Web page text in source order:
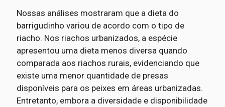
Nossas análises mostraram que a dieta do
barrigudinho variou de acordo com o tipo de
riacho. Nos riachos urbanizados, a espécie
apresentou uma dieta menos diversa quando
comparada aos riachos rurais, evidenciando que
existe uma menor quantidade de presas
disponíveis para os peixes em áreas urbanizadas.
Entretanto, embora a diversidade e disponibilidade